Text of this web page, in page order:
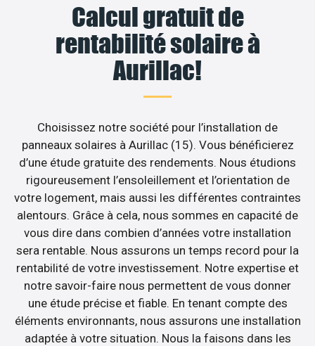
Calcul gratuit de
rentabilité solaire à
Aurillac!
Choisissez notre société pour l’installation de
panneaux solaires à Aurillac (15). Vous bénéficierez
d’une étude gratuite des rendements. Nous étudions
rigoureusement l’ensoleillement et l’orientation de
votre logement, mais aussi les différentes contraintes
alentours. Grâce à cela, nous sommes en capacité de
vous dire dans combien d’années votre installation
sera rentable. Nous assurons un temps record pour la
rentabilité de votre investissement. Notre expertise et
notre savoir-faire nous permettent de vous donner
une étude précise et fiable. En tenant compte des
éléments environnants, nous assurons une installation
adaptée à votre situation. Nous la faisons dans les